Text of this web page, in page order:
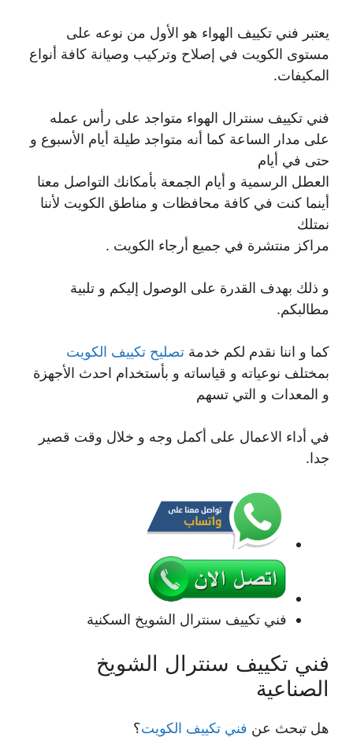
يعتبر فني تكييف الهواء هو الأول من نوعه على
مستوى الكويت في إصلاح وتركيب وصيانة كافة أنواع
المكيفات.
فني تكييف سنترال الهواء متواجد على رأس عمله
على مدار الساعة كما أنه متواجد طيلة أيام الأسبوع و
حتى في أيام
العطل الرسمية و أيام الجمعة بأمكانك التواصل معنا
أينما كنت في كافة محافظات و مناطق الكويت لأننا
نمتلك
مراكز منتشرة في جميع أرجاء الكويت .
و ذلك بهدف القدرة على الوصول إليكم و تلبية
مطالبكم.
كما و اننا نقدم لكم خدمة تصليح تكييف الكويت
بمختلف نوعياته و قياساته و بأستخدام احدث الأجهزة
و المعدات و التي تسهم
في أداء الاعمال على أكمل وجه و خلال وقت قصير
جدا.
فني تكييف سنترال الشويخ السكنية
فني تكييف سنترال الشويخ
الصناعية
هل تبحث عن فني تكييف الكويت؟